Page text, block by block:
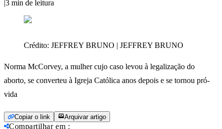
|3 min de leitura
Crédito: JEFFREY BRUNO | JEFFREY BRUNO
Norma McCorvey, a mulher cujo caso levou à legalização do
aborto, se converteu à Igreja Católica anos depois e se tornou pró-
vida
Copiar o link Arquivar artigo
Compartilhar em :